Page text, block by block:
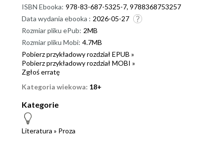
ISBN Ebooka: 978-83-687-5325-7, 9788368753257
Data wydania ebooka : 2026-05-27
Rozmiar pliku ePub: 2MB
Rozmiar pliku Mobi: 4.7MB
Pobierz przykładowy rozdział EPUB »
Pobierz przykładowy rozdział MOBI »
Zgłoś erratę
Kategoria wiekowa: 18+
Kategorie
Literatura » Proza